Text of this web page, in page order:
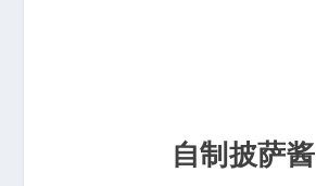
自制披萨酱